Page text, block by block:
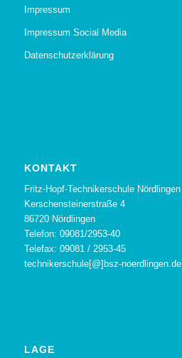
Impressum
Impressum Social Media
Datenschutzerklärung
KONTAKT
Fritz-Hopf-Technikerschule Nördlingen
Kerschensteinerstraße 4
86720 Nördlingen
Telefon: 09081/2953-40
Telefax: 09081 / 2953-45
technikerschule[@]bsz-noerdlingen.de
LAGE